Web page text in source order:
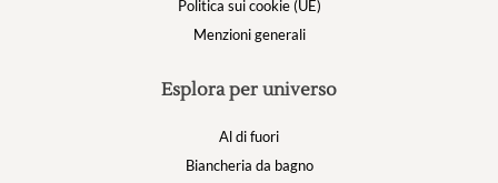
Politica sui cookie (UE)
Menzioni generali
Esplora per universo
Al di fuori
Biancheria da bagno